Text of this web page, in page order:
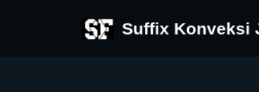
Suffix Konveksi